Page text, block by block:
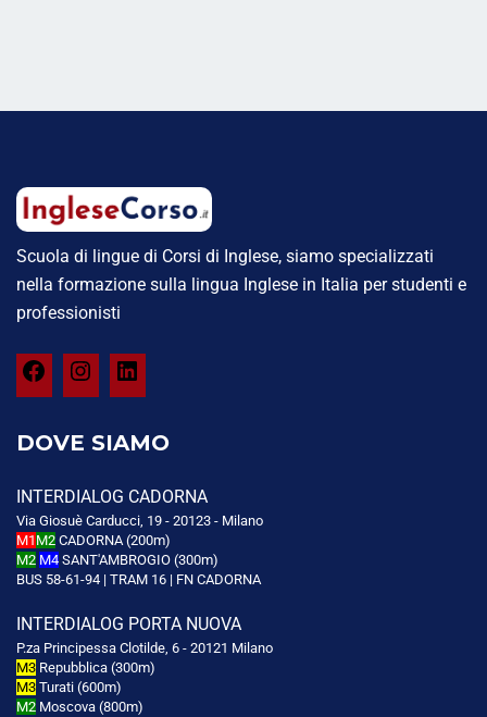
Scuola di lingue di Corsi di Inglese, siamo specializzati
nella formazione sulla lingua Inglese in Italia per studenti e
professionisti
DOVE SIAMO
INTERDIALOG CADORNA
Via Giosuè Carducci, 19 - 20123 - Milano
M1 M2 CADORNA (200m)
M2 M4 SANT'AMBROGIO (300m)
BUS 58-61-94 | TRAM 16 | FN CADORNA
INTERDIALOG PORTA NUOVA
P.za Principessa Clotilde, 6 - 20121 Milano
M3 Repubblica (300m)
M3 Turati (600m)
M2 Moscova (800m)